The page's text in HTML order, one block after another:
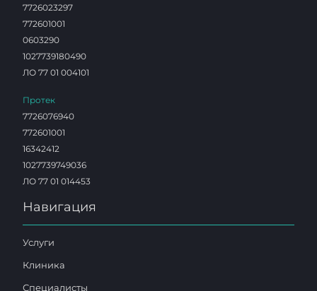
7726023297
772601001
0603290
1027739180490
ЛО 77 01 004101
Протек
7726076940
772601001
16342412
1027739749036
ЛО 77 01 014453
Навигация
Услуги
Клиника
Специалисты